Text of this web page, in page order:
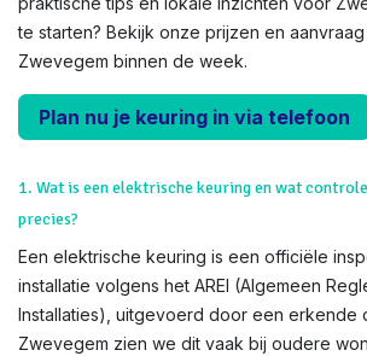
te starten? Bekijk onze prijzen en
Zwevegem binnen de week.
Plan nu je keuring in via telefoon
1. Wat is een elektrische keuring en wat
precies?
Een elektrische keuring is een officiële
installatie volgens het AREI (Algemeen
Installaties), uitgevoerd door een erkende
Zwevegem zien we dit vaak bij oudere